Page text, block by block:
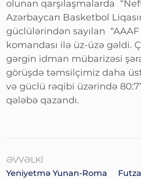
olunan qarşılaşmalarda
Azərbaycan Basketbol
güclülərindən sayılan “AAAF
komandası ilə üz-üzə gəldi.
gərgin idman mübarizəsi
görüşdə təmsilçimiz daha
və güclü rəqibi üzərində
qələbə qazandı.
ƏVVƏLKI
Yeniyetmə Yunan-Roma